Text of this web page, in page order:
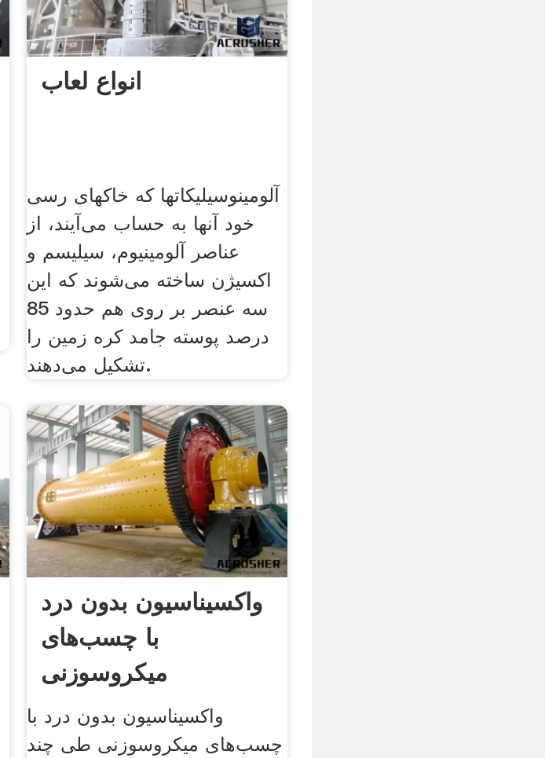
انواع لعاب
آلومینوسیلیکات­ها که خاک­های رسی
خود آنها به حساب می‌آیند، از
عناصر آلومینیوم، سیلیسم و
اکسیژن ساخته می‌‌شوند که این
سه عنصر بر روی هم حدود 85
درصد پوسته جامد کره زمین را
تشکیل می‌دهند.
واکسیناسیون بدون درد
با چسب‌های
میکروسوزنی
واکسیناسیون بدون درد با
چسب‌های میکروسوزنی طی چند